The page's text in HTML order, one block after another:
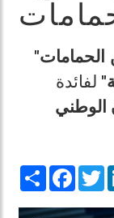
الحمامات"
لفائدة
الوطني
Share